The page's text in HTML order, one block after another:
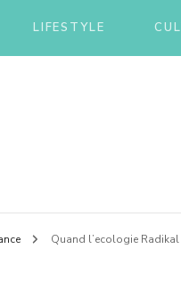
LIFESTYLE
Quand l’ecologie